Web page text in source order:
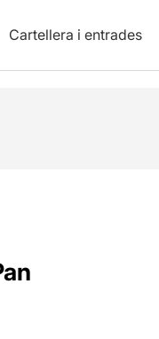
Cartellera i entrades